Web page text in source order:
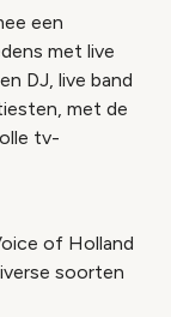
een
met live
DJ, live band
met de
tv-
of Holland
soorten